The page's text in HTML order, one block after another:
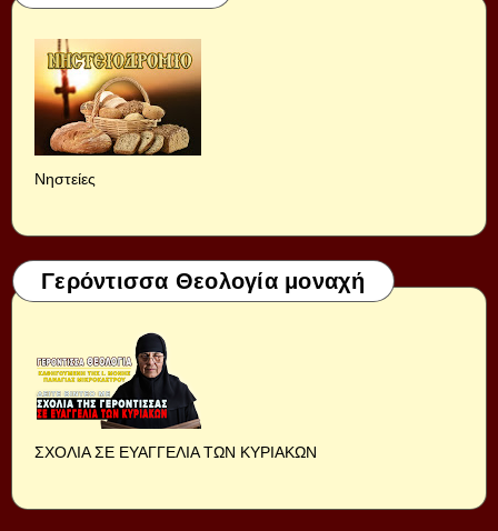
Νηστείες
Γερόντισσα Θεολογία μοναχή
ΣΧΟΛΙΑ ΣΕ ΕΥΑΓΓΕΛΙΑ ΤΩΝ ΚΥΡΙΑΚΩΝ